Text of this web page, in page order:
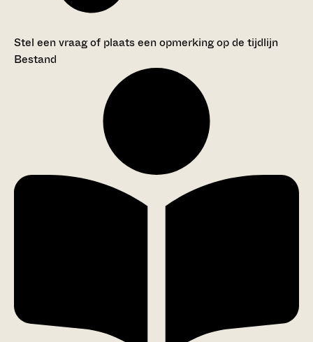
Stel een vraag of plaats een opmerking op de tijdlijn
Bestand